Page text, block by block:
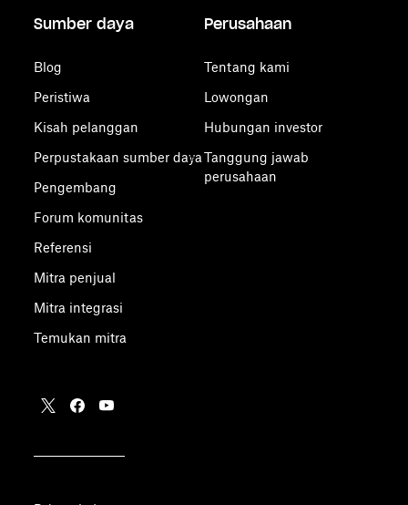
Sumber daya
Blog
Peristiwa
Kisah pelanggan
Perpustakaan sumber daya
Pengembang
Forum komunitas
Referensi
Mitra penjual
Mitra integrasi
Temukan mitra
Perusahaan
Tentang kami
Lowongan
Hubungan investor
Tanggung jawab
perusahaan